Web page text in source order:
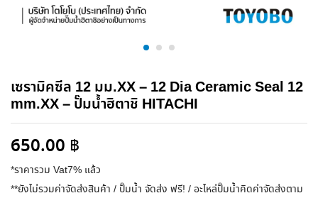
เซรามิคซีล 12 มม.XX – 12 Dia Ceramic Seal 12
mm.XX – ปั๊มน้ำฮิตาชิ HITACHI
650.00 ฿
*ราคารวม Vat7% แล้ว
**ยังไม่รวมค่าจัดส่งสินค้า / ปั๊มน้ำ จัดส่ง ฟรี! / อะไหล่ปั๊มน้ำคิดค่าจัดส่งตาม